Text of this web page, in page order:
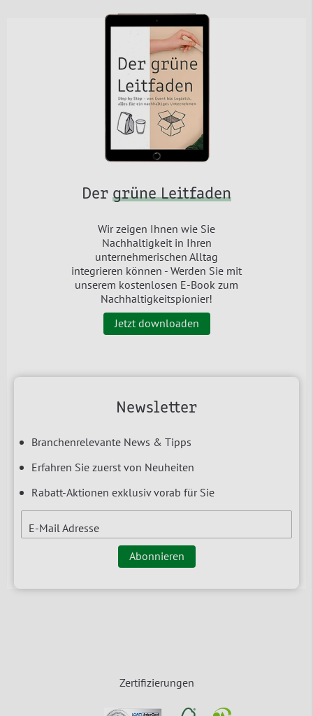
Newsletter
Branchenrelevante News & Tipps
Erfahren Sie zuerst von Neuheiten
Rabatt-Aktionen exklusiv vorab für Sie
E-Mail Adresse
Abonnieren
Der grüne Leitfaden
Wir zeigen Ihnen wie Sie
Nachhaltigkeit in Ihren
unternehmerischen Alltag
integrieren können - Werden Sie mit
unserem kostenlosen E-Book zum
Nachhaltigkeitspionier!
Jetzt downloaden
Zertifizierungen